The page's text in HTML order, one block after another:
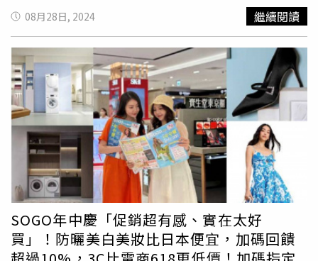
變得乾燥粗糙，光老化也會提早報到。日本女神小松菜奈唯
一指定使用日本No.1全方位UV防禦專家
來抵抗紫外
線，就是這瓶安耐曬臉部專用防曬：濾鏡美顏日間防護精
華！ 濾鏡美顏日間防護精華一瓶就能兼有防曬、潤色、粉
底、腮紅等多項步驟，讓妳平時快速出門靠它擁有好氣色！
安耐曬 濾鏡美顏日間防護精華是針對臉部設計，SPF 50+ 、
PA++++的高防曬係數，蘊含多重美顏保養精華， 全天給肌
膚美肌活力，極清爽質地，不黏膩不泛白，不怕厚悶後續上
妝也超服貼，全球首創「美肌光轉化科技」，運用獨家成分
使紫外線照射到肌膚瞬間，轉為美肌能量，折射宛如自帶
「美顏濾鏡」的 紅潤好氣色。平日如果犯懶不想化妝的時
候，使用日間防護精華可以省去防曬、潤色、粉底、腮紅等
多項步驟， 一罐即可搞定。避免紫外線對肌膚的傷害的同
時，還可以修飾膚色增添肌膚光澤，日常通勤都能完美 輕
盈防護！ 安耐曬濾鏡美顏日間防護精華 SPF 50+ PA+++
〈Smile Again〉、橫掃日本各音樂排行榜共獲得116冠的
〈Mainstream〉、壓倒性的舞台張力帶來無數話題的
〈Masterplan〉，還有與韓國男團ATEEZ的合作曲〈Hush-
Hush〉，此曲在一推出後話題便蜂擁而至，除了空降
「Billboard JAPAN綜合歌曲榜JAPAN Hot 100」週榜第一
外，同樣橫掃日本音樂榜單總共獲得了185個冠軍。而此次
專輯主打曲〈Blissful〉的MV特別遠赴紐約拍攝，將背景設
定為紐約的街頭文化，成員們各自展示了自己的愛好和特
長，並藉此確認彼此的友誼同時展望未來，是一首讚頌他們
過往人生的歌曲。BE:FIRST過去一直以較為硬核的音樂風
格為世人帶來衝擊，但這次決定改變風格，在歌曲中可以充
分感受到2010年代中期的嘻哈風。目前尚未來台的
BE:FIRST為了此次專輯特別向台灣BESTY（BE:FIRST粉絲
名）打招呼，未曾到過台灣的團員們除了很希望未來有機會
造訪，出身於名古屋SHUNTO竟特別解釋起了名古屋名產
08月28日, 2024 繼續閱讀
SOGO年中慶「促銷超有感、實在太好
買」！防曬美白美妝比日本便宜，加碼回饋